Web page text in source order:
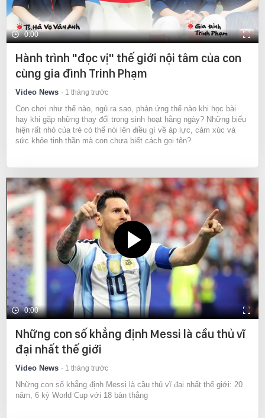
0:00
Hành trình "đọc vị" thế giới nội tâm của con
cùng gia đình Trinh Phạm
Video News 1 tháng trước
Con chơi như thế nào, ngủ ra sao, phản ứng thế nào khi học bài
hay khi gặp những thay đổi trong sinh hoạt hằng ngày? Những biểu
hiện rất nhỏ của trẻ có thể nói lên điều gì về áp lực, cảm xúc và
sức khỏe tinh thần mà con chưa biết cách gọi tên?
0:00
Những con số khẳng định Messi là cầu thủ vĩ
đại nhất thế giới
Video News 1 tháng trước
Những con số khẳng định Messi là cầu thủ vĩ đại nhất thế giới: 20
năm, 6 kỳ World Cup với 18 bàn thắng